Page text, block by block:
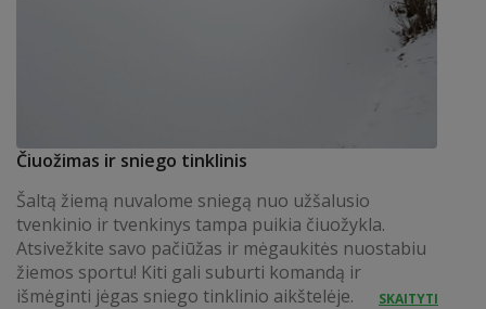
Čiuožimas ir sniego tinklinis
Šaltą žiemą nuvalome sniegą nuo užšalusio
tvenkinio ir tvenkinys tampa puikia čiuožykla.
Atsivežkite savo pačiūžas ir mėgaukitės nuostabiu
žiemos sportu! Kiti gali suburti komandą ir
išmėginti jėgas sniego tinklinio aikštelėje.
SKAITYTI